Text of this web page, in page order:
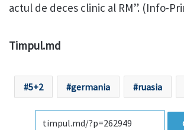
actul de deces clinic al RM”. (Info-
Timpul.md
5+2 germania ruasia